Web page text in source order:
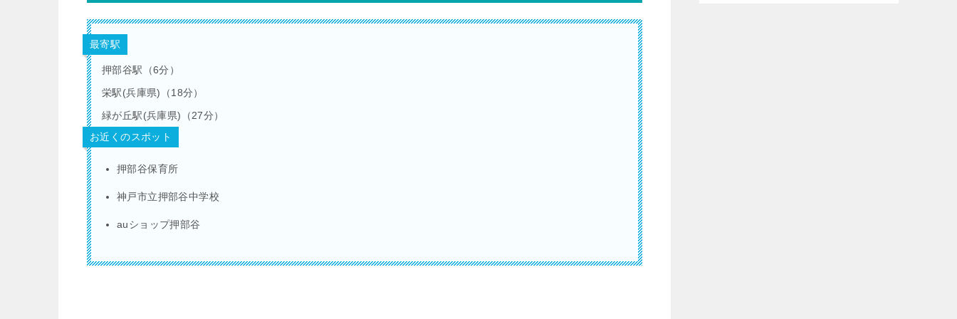
最寄駅
押部谷駅（6分）
栄駅(兵庫県)（18分）
緑が丘駅(兵庫県)（27分）
お近くのスポット
押部谷保育所
神戸市立押部谷中学校
auショップ押部谷